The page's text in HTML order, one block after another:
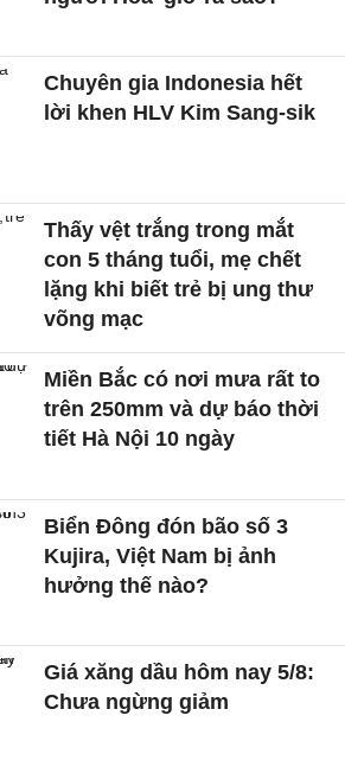
Chuyên gia Indonesia hết
lời khen HLV Kim Sang-sik
Thấy vệt trắng trong mắt
con 5 tháng tuổi, mẹ chết
lặng khi biết trẻ bị ung thư
võng mạc
Miền Bắc có nơi mưa rất to
trên 250mm và dự báo thời
tiết Hà Nội 10 ngày
Biển Đông đón bão số 3
Kujira, Việt Nam bị ảnh
hưởng thế nào?
Giá xăng dầu hôm nay 5/8:
Chưa ngừng giảm